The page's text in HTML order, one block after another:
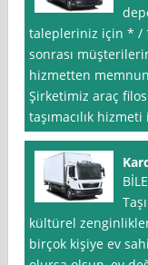
talepleriniz için * /
sonrası
hizmetten
Şirketimiz araç
taşımacılık
kültürel
birçok kişiye ev